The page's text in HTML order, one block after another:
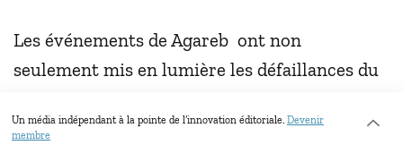
Les événements de Agareb ont non
seulement mis en lumière les défaillances du
également constitué la première épreuve du
Un média indépendant à la pointe de l’innovation éditoriale. Devenir
membre